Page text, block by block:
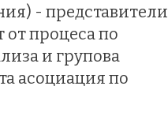
- представители
от процеса по
и групова
асоциация по